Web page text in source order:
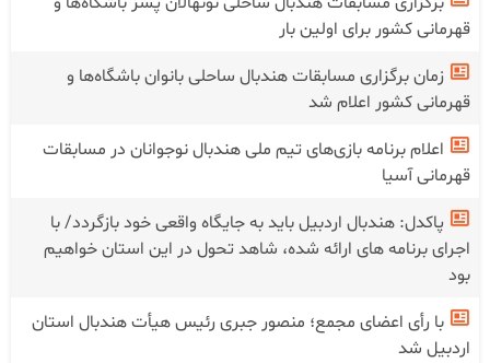
قهرمانی کشور برای اولین بار
زمان برگزاری مسابقات هندبال ساحلی بانوان باشگاه‌ها و
قهرمانی کشور اعلام شد
اعلام برنامه بازی‌های تیم ملی هندبال نوجوانان در مسابقات
قهرمانی آسیا
پاکدل: هندبال اردبیل باید به جایگاه واقعی خود بازگردد/ با
اجرای برنامه های ارائه شده، شاهد تحول در این استان خواهیم
بود
با رأی اعضای مجمع؛ منصور جبری رئیس هیأت هندبال استان
اردبیل شد